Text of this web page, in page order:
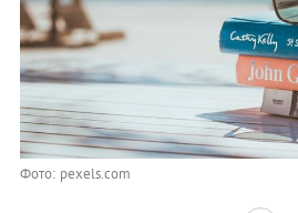
Фото: pexels.com